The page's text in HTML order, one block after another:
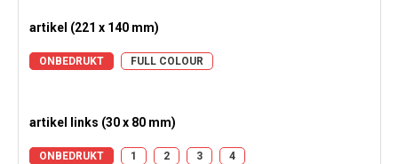
artikel (221 x 140 mm)
ONBEDRUKT FULL COLOUR
artikel links (30 x 80 mm)
ONBEDRUKT 1 2 3 4